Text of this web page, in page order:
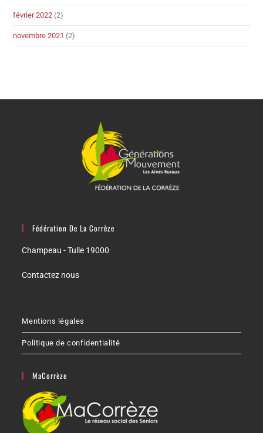
février 2022 (2)
novembre 2021 (2)
Fédération De La Corrèze
Champeau - Tulle 19000
Contactez nous
Mentions légales
Politique de confidentialité
MaCorrèze